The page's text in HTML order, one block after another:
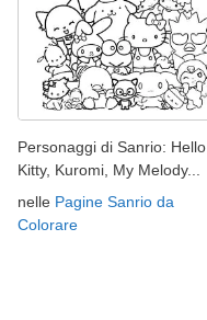
Personaggi di Sanrio: Hello
Kitty, Kuromi, My Melody...
nelle Pagine Sanrio da
Colorare